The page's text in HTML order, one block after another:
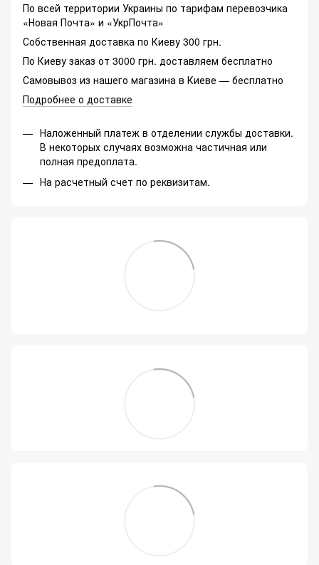
По всей территории Украины по тарифам перевозчика
«Новая Почта» и «УкрПочта»
Собственная доставка по Киеву 300 грн.
По Киеву заказ от 3000 грн. доставляем бесплатно
Самовывоз из нашего магазина в Киеве — бесплатно
Подробнее о доставке
Наложенный платеж в отделении службы доставки.
В некоторых случаях возможна частичная или
полная предоплата.
На расчетный счет по реквизитам.